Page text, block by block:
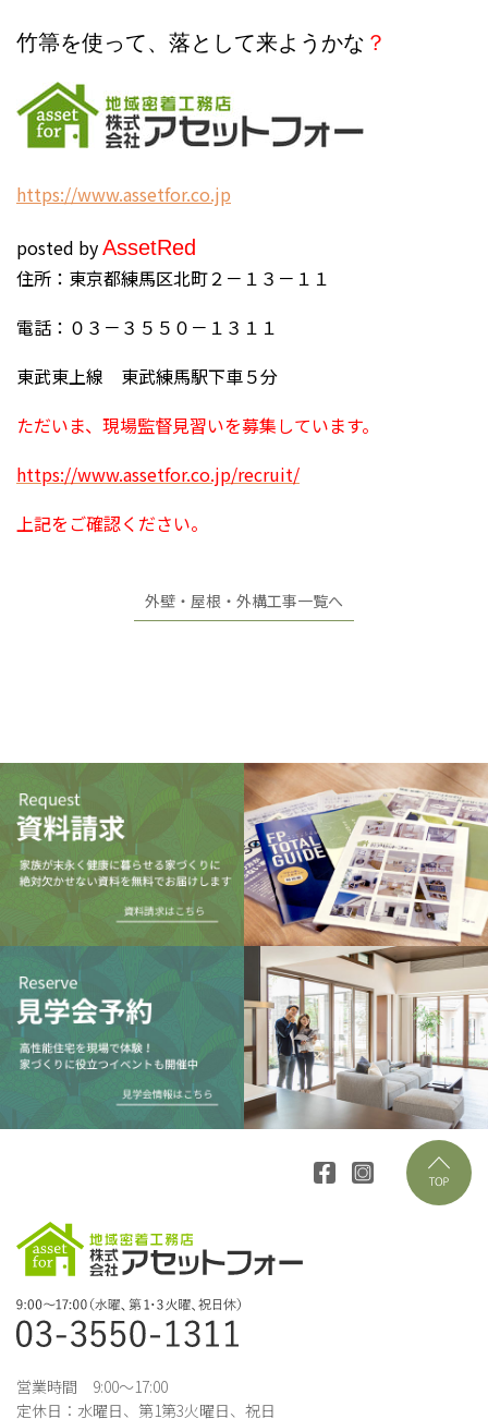
竹箒を使って、落として来ようかな ？
https://www.assetfor.co.jp
posted byAssetRed
住所：東京都練馬区北町２－１３－１１
電話：０３－３５５０－１３１１
東武東上線 東武練馬駅下車５分
ただいま、現場監督見習いを募集しています。
https://www.assetfor.co.jp/recruit/
上記をご確認ください。
外壁・屋根・外構工事一覧へ
営業時間 9:00～17:00
定休日：水曜日、第1第3火曜日、祝日